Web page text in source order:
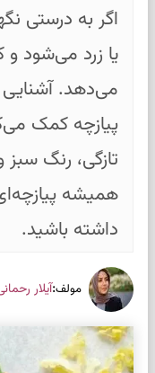
اگر به ‌درستی
یا زرد می‌شود
می‌دهد.
پیازچه کمک
تازگی، رنگ
همیشه
داشته باشید.
مولف:آیلار